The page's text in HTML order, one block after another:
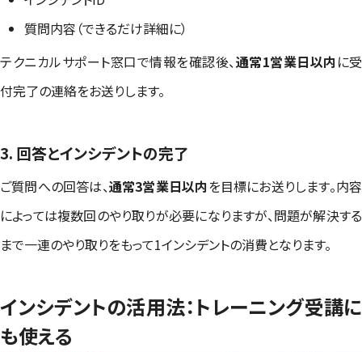
質問内容（できるだけ詳細に）
テクニカルサポート窓口で情報を確認後、通常1営業日以内 に受
付完了の連絡をお送りします。
3. 回答とインシデントの完了
ご質問への回答は、通常3営業日以内を目標にお送りします。内容
によっては複数回のやり取りが必要になりますが、問題が解決する
まで一連のやり取りをもって1インシデントの消費となります。
インシデントの活用法：トレーニング受講に
も使える